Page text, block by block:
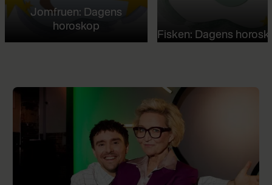
Jomfruen: Dagens
horoskop
Fisken: Dagens